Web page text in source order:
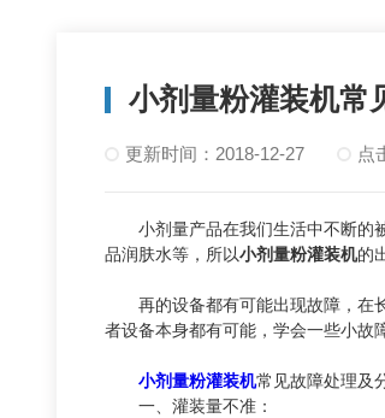
小剂量粉灌装机常
更新时间：2018-12-27 点
小剂量产品在我们生活中不断的被
品润肤水等，所以小剂量粉灌装机的
再的设备都有可能出现故障，在长
者设备本身都有可能，学会一些小故
小剂量粉灌装机常见故障处理及
一、灌装量不准：